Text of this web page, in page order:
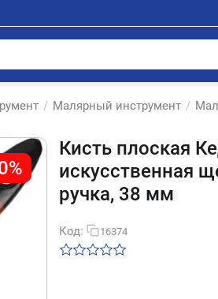
/ Малярный инструмент /
Кисть плоская
искусственная
ручка, 38 мм
Код: 16374